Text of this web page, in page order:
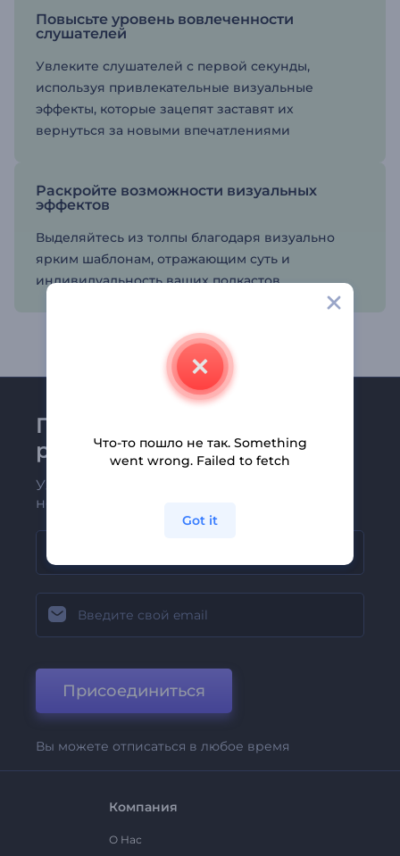
Повысьте уровень вовлеченности
слушателей
Увлеките слушателей с первой секунды,
используя привлекательные визуальные
эффекты, которые зацепят заставят их
вернуться за новыми впечатлениями
Раскройте возможности визуальных
эффектов
Выделяйтесь из толпы благодаря визуально
ярким шаблонам, отражающим суть и
индивидуальность ваших подкастов.
Присоединяйтесь к
рассылке Renderforest
Узнавайте о последних новостях и
новых предложениях первыми
Присоединиться
Вы можете отписаться в любое время
Компания
О Нас
Что-то пошло не так. Something
went wrong. Failed to fetch
Got it